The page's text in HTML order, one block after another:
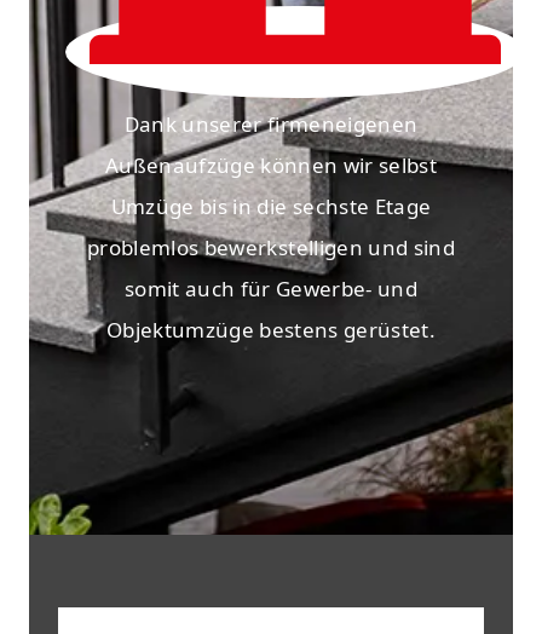
Dank unserer firmeneigenen
Außenaufzüge können wir selbst
Umzüge bis in die sechste Etage
problemlos bewerkstelligen und sind
somit auch für Gewerbe- und
Objektumzüge bestens gerüstet.